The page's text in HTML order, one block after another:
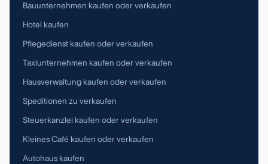
Bauunternehmen kaufen oder verkaufen
Hotel kaufen
Pflegedienst kaufen oder verkaufen
Taxiunternehmen kaufen oder verkaufen
Hausverwaltung kaufen oder verkaufen
Speditionen zu verkaufen
Steuerkanzlei kaufen oder verkaufen
Kleines Café kaufen oder verkaufen
Autohaus kaufen